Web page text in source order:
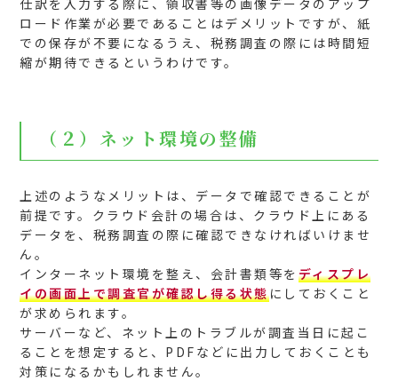
ロード作業が必要であることはデメリットですが、紙
での保存が不要になるうえ、税務調査の際には時間短
縮が期待できるというわけです。
（２）ネット環境の整備
上述のようなメリットは、データで確認できることが
前提です。クラウド会計の場合は、クラウド上にある
データを、税務調査の際に確認できなければいけませ
ん。
インターネット環境を整え、会計書類等を ディスプレ
イの画面上で調査官が確認し得る状態にしておくこと
が求められます。
サーバーなど、ネット上のトラブルが調査当日に起こ
ることを想定すると、PDFなどに出力しておくことも
対策になるかもしれません。